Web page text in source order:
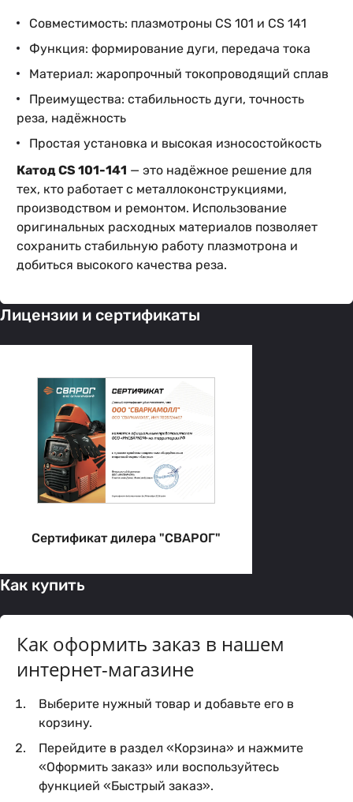
Совместимость: плазмотроны CS 101 и CS 141
Функция: формирование дуги, передача тока
Материал: жаропрочный токопроводящий сплав
Преимущества: стабильность дуги, точность
реза, надёжность
Простая установка и высокая износостойкость
Катод CS 101-141 — это надёжное решение для
тех, кто работает с металлоконструкциями,
производством и ремонтом. Использование
оригинальных расходных материалов позволяет
сохранить стабильную работу плазмотрона и
добиться высокого качества реза.
Лицензии и сертификаты
Сертификат дилера "СВАРОГ"
Как купить
Как оформить заказ в нашем
интернет-магазине
Выберите нужный товар и добавьте его в
корзину.
Перейдите в раздел «Корзина» и нажмите
«Оформить заказ» или воспользуйтесь
функцией «Быстрый заказ».